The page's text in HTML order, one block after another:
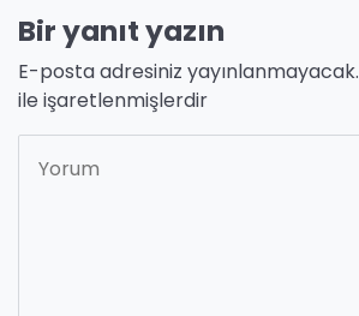
Bir yanıt yazın
E-posta adresiniz yayınlanmayacak.
ile işaretlenmişlerdir